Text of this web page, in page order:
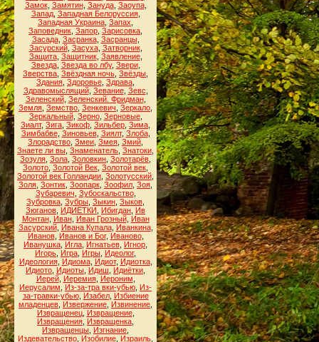
Замок, Замятин, Зануда, Заоупа,
Запад, Западная Белоруссия,
Западная Украина Запах
Заповедник Запор Зарисовка
Засада, Засранка, Засранцы,
Засурский, Засуха, Затворник,
Защита, Защитник, Заявление,
Звезда, Звезда во лбу, Звери,
Зверства Звёздная ночь Звёзды
Здания Здоровье Здрава
Здравомыслящий, Зевание, Зевс
Зеленский, Зеленский. Фридман,
Земля Земство Зенкевич Зеркало
Зеркальный, Зерно, Зерновые,
Зиалт, Зига Зикоф Зильбер Зима
Зимбабве, Зиновьев, Зиялт, Злоба,
Злорадство Змеи Змея Змий
Знаете ли вы Знаменатель Знатоки
Зозуля Зола Золовкин Золотарёв
Золото Золотой Век Золотой век
Золотой век Голландии Золотусский
Золя Зонтик Зоопарк Зоофил Зоя
Зубаревич Зубоскальство,
Зубровка Зубры Зыкин Зыков
Зюганов ИДИЁТКИ Ибигдан Ив
Монтан, Иван, Иван Грозный, Иван
Засурский, Ивана Купала, Иванкина,
Иванов, Иванов и Бог, Иваново,
Иванушка Игла Игнатьев Игнор
Игорь Игра Игры Идеолог,
Идеология, Идиома, Идиот, Идиотка,
Идиото Идиоты Идиш Идиётки
Иерей, Иеремия, Иероним
Иерусалим
Из-за-тра вки-убью Из-
за-травки-убью, Изабел, Избиение
младенцев Извержение Извинение
Извращенец, Извращение,
Извращения Извращенка
Извращенцы Изгнание
Издевательство Изобилие Израиль